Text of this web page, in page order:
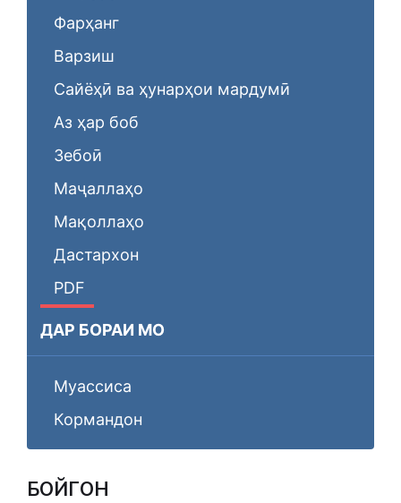
Фарҳанг
Варзиш
Сайёҳӣ ва ҳунарҳои мардумӣ
Аз ҳар боб
Зебоӣ
Маҷаллаҳо
Мақоллаҳо
Дастархон
PDF
ДАР БОРАИ МО
Муассиса
Кормандон
БОЙГОНӢ